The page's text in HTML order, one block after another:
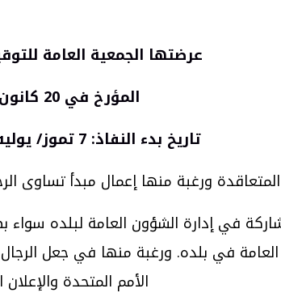
عرضتها الجمعية العامة للتوقيع
المؤرخ في 20 كانون الأول/ ديسمبر 1952
تاريخ بدء النفاذ: 7 تموز/ يوليه 1954، وفقا للمادة السادسة
ورغبة منها إعمال مبدأ تساوى
في إدارة الشؤون العامة لبلده
في بلده. ورغبة منها في جعل
الأمم المتحدة